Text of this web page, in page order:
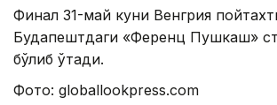
Финал 31-май куни Венгрия
Будапештдаги «Ференц Пушкаш»
бўлиб ўтади.
Фото: globallookpress.com